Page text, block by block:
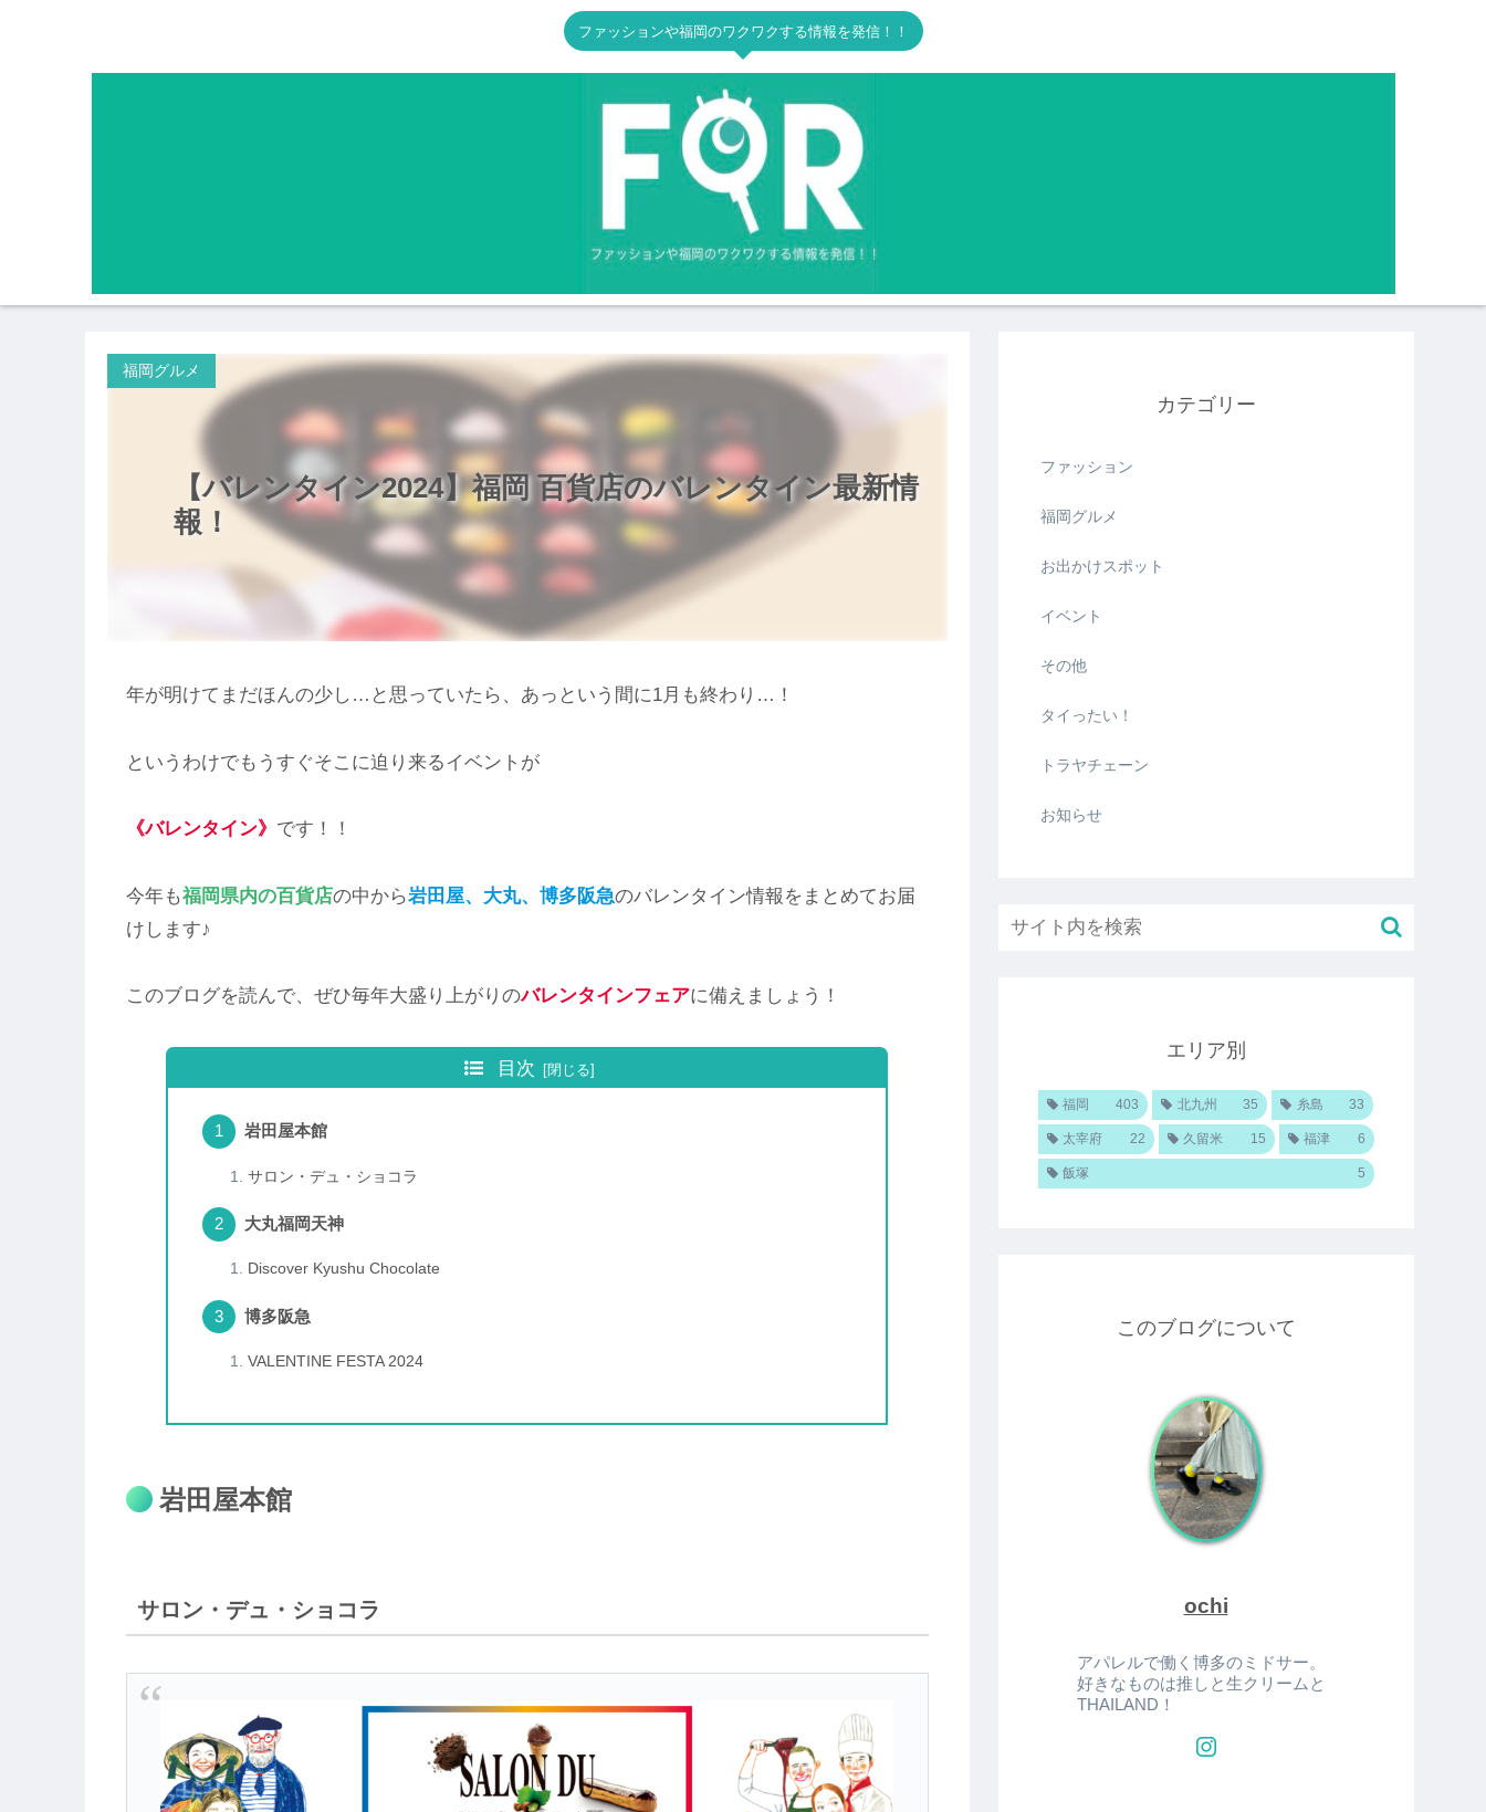
ファッションや福岡のワクワクする情報を発信！！
【バレンタイン2024】福岡 百貨店のバレンタイン最新情
報！
福岡グルメ
年が明けてまだほんの少し…と思っていたら、あっという間に1月も終わり…！
というわけでもうすぐそこに迫り来るイベントが
《バレンタイン》 です！！
今年も福岡県内の百貨店の中から岩田屋、 大丸、 博多阪急のバレンタイン情報をまとめてお届
けします♪
このブログを読んで、ぜひ毎年大盛り上がりのバレンタインフェアに備えましょう！
目次
岩田屋本館
サロン・デュ・ショコラ
大丸福岡天神
Discover Kyushu Chocolate
博多阪急
VALENTINE FESTA 2024
岩田屋本館
サロン・デュ・ショコラ
カテゴリー
ファッション
福岡グルメ
お出かけスポット
イベント
その他
タイったい！
トラヤチェーン
お知らせ
エリア別
福岡 403 北九州 35 糸島 33
太宰府 22 久留米 15 福津 6
飯塚 5
このブログについて
ochi
アパレルで働く博多のミドサー。
好きなものは推しと生クリームと
THAILAND！